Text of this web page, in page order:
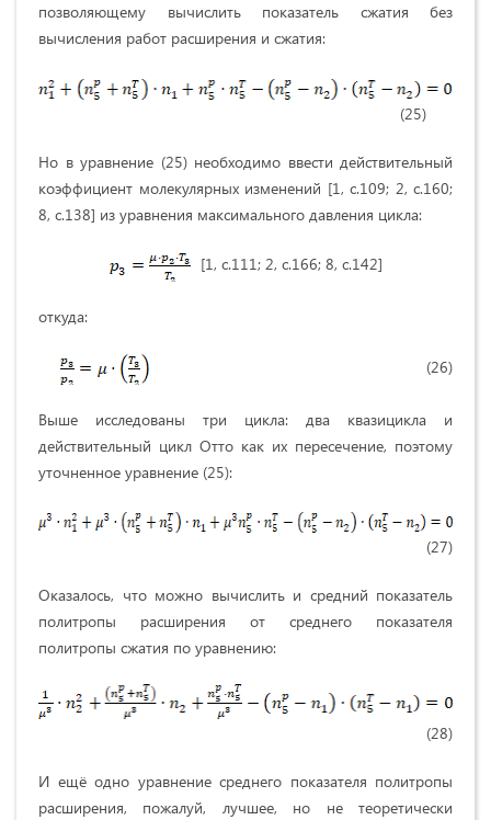
позволяющему вычислить показатель сжатия без
вычисления работ расширения и сжатия:
(25)
Но в уравнение (25) необходимо ввести действительный
коэффициент молекулярных изменений [1, с.109; 2, с.160;
8, с.138] из уравнения максимального давления цикла:
[1, с.111; 2, с.166; 8, с.142]
откуда:
(26)
Выше исследованы три цикла: два квазицикла и
действительный цикл Отто как их пересечение, поэтому
уточненное уравнение (25):
(27)
Оказалось, что можно вычислить и средний показатель
политропы расширения от среднего показателя
политропы сжатия по уравнению:
(28)
И ещё одно уравнение среднего показателя политропы
расширения, пожалуй, лучшее, но не теоретически